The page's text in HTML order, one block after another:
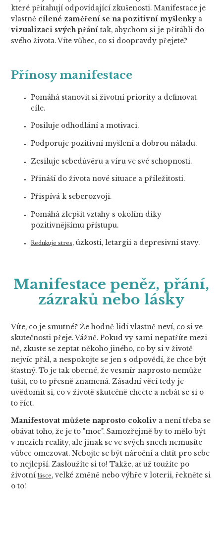
které přitahují odpovídající zkušenosti. Manifestace je
vlastně cílené zaměření se na pozitivní myšlenkya
vizualizaci svých přánítak, abychom si je přitáhli do
svého života. Víte vůbec, co si doopravdy přejete?
Přínosy manifestace
Pomáhá stanovit si životní priority a definovat
cíle.
Posiluje odhodlání a motivaci.
Podporuje pozitivní myšlení a dobrou náladu.
Zesiluje sebedůvěru a víru ve své schopnosti.
Přináší do života nové situace a příležitosti.
Přispívá k seberozvoji.
Pomáhá zlepšit vztahy s okolím díky
pozitivnějšímu přístupu.
Redukuje stres, úzkosti, letargii a depresivní stavy.
Manifestace peněz, přání,
zázraků nebo lásky
Víte, co je smutné? Že hodně lidí vlastně neví, co si ve
skutečnosti přeje. Vážně. Pokud vy sami nepatříte mezi
ně, zkuste se zeptat někoho jiného, co by si v životě
nejvíc přál, a nespokojte se jen s odpovědí, že chce být
šťastný. To je tak obecné, že vesmír naprosto nemůže
tušit, co to přesně znamená. Zásadní věcí tedy je
uvědomit si, co v životě skutečně chcete a nebát se si o
to říct.
Manifestovat můžete naprosto cokoliva není třeba se
obávat toho, že je to "moc". Samozřejmě by to mělo být
v mezích reality, ale jinak se ve svých snech nemusíte
vůbec omezovat. Nebojte se být nároční a chtít pro sebe
to nejlepší. Zasloužíte si to! Takže, ať už toužíte po
životní lásce, velké změně nebo výhře v loterii, řekněte si
o to!